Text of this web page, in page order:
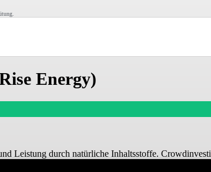
Energy)
Leistung durch natürliche Inhaltsstoffe.